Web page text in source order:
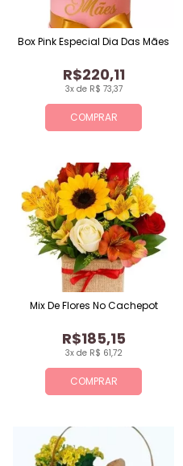
COMPRAR
3x de R$ 73,37
R$220,11
Box Pink Especial Dia Das Mães
COMPRAR
3x de R$ 61,72
R$185,15
Mix De Flores No Cachepot